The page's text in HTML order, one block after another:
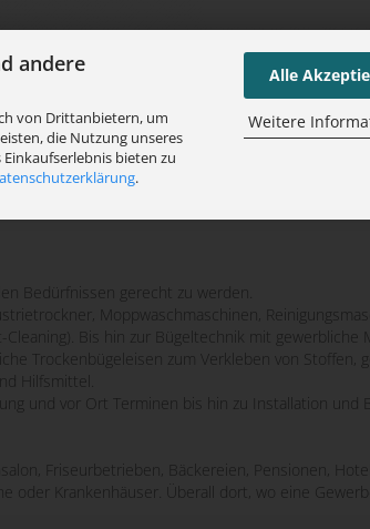
andere
von Drittanbietern, um
die Nutzung unseres
bieten zu
.
Alle
Weitere
Bedürfnissen gerecht zu werden.
Moppwaschmaschinen,
Bis hin zur Bügeltechnik mit gewerbliche
Trockenbügeleisen zum Verkleben von Stoffen,
Hilfsmittel.
und vor Ort Terminen bis hin zu Installation und
Friseurbetrieben, Bäckereien, Pensionen,
oder Krankenhäuser. Überall dort, wo eine